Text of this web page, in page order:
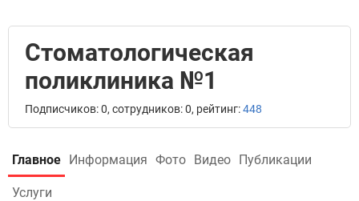
Стоматологическая
поликлиника №1
Подписчиков: 0, сотрудников: 0, рейтинг:448
Главное Информация Фото Видео Публикации
Услуги